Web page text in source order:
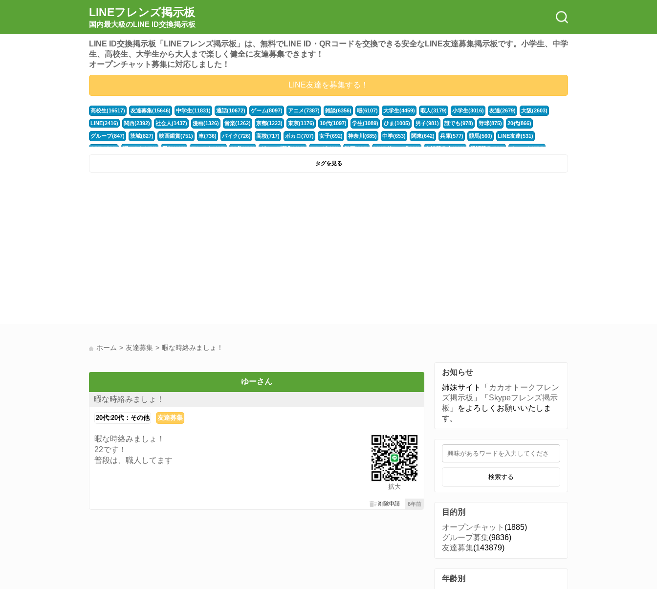
LINEフレンズ掲示板
国内最大級のLINE ID交換掲示板
LINE ID交換掲示板「LINEフレンズ掲示板」は、無料でLINE ID・QRコードを交換できる安全なLINE友達募集掲示板です。小学生、中学
生、高校生、大学生から大人まで楽しく健全に友達募集できます！
オープンチャット募集に対応しました！
LINE友達を募集する！
高校生(16517) 友達募集(15646) 中学生(11831) 通話(10672) ゲーム(8097) アニメ(7387) 雑談(6356) 暇(6107) 大学生(4459) 暇人(3179) 小学生(3016) 友達(2679) 大阪(2603)
LINE(2416) 関西(2392) 社会人(1437) 漫画(1326) 音楽(1262) 京都(1223) 東京(1176) 10代(1097) 学生(1089) ひま(1005) 男子(981) 誰でも(978) 野球(875) 20代(866)
グループ(847) 茨城(827) 映画鑑賞(751) 車(736) バイク(726) 高校(717) ボカロ(707) 女子(692) 神奈川(685) 中学(653) 関東(642) 兵庫(577) 競馬(560) LINE友達(531)
APEX(519) 暇つぶし(476) 愛知(468) モンスト(465) 30代(433) グループ募集(412) マンガ(401) 映画(395) LINEグループ(388) 友達募集中(382) 通話募集(381) チャット(374)
フォートナイト(320)
タグを見る
ホーム 友達募集 暇な時絡みましょ！
ゆーさん
暇な時絡みましょ！
20代:20代：その他 友達募集
拡大
暇な時絡みましょ！
22です！
普段は、職人してます
6年前
削除申請
お知らせ
姉妹サイト「 カカオトークフレン
ズ掲示板 」「 Skypeフレンズ掲示
板 」をよろしくお願いいたしま
す。
検索する
目的別
オープンチャット (1885)
グループ募集(9836)
友達募集(143879)
年齢別